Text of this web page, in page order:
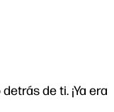
de ti. ¡Ya era